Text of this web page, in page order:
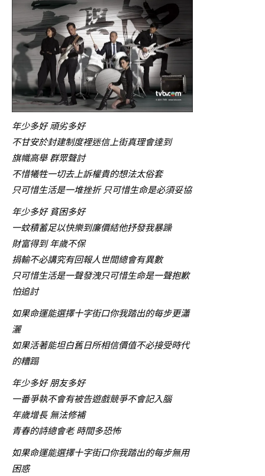
年少多好 頑劣多好
不甘安於封建制度裡迷信上街真理會達到
旗幟高舉 群眾聲討
不惜犧牲一切去上訴權貴的想法太俗套
只可惜生活是一堆挫折 只可惜生命是必須妥協
年少多好 貧困多好
一蚊積蓄足以快樂到廉價結他抒發我暴躁
財富得到 年歲不保
捐輸不必講究有回報人世間總會有異數
只可惜生活是一聲發洩只可惜生命是一聲抱歉
怕追討
如果命運能選擇十字街口你我踏出的每步更瀟
灑
如果活著能坦白舊日所相信價值不必接受時代
的糟蹋
年少多好 朋友多好
一番爭執不會有被告遊戲競爭不會記入腦
年歲增長 無法修補
青春的詩總會老 時間多恐怖
如果命運能選擇十字街口你我踏出的每步無用
困惑